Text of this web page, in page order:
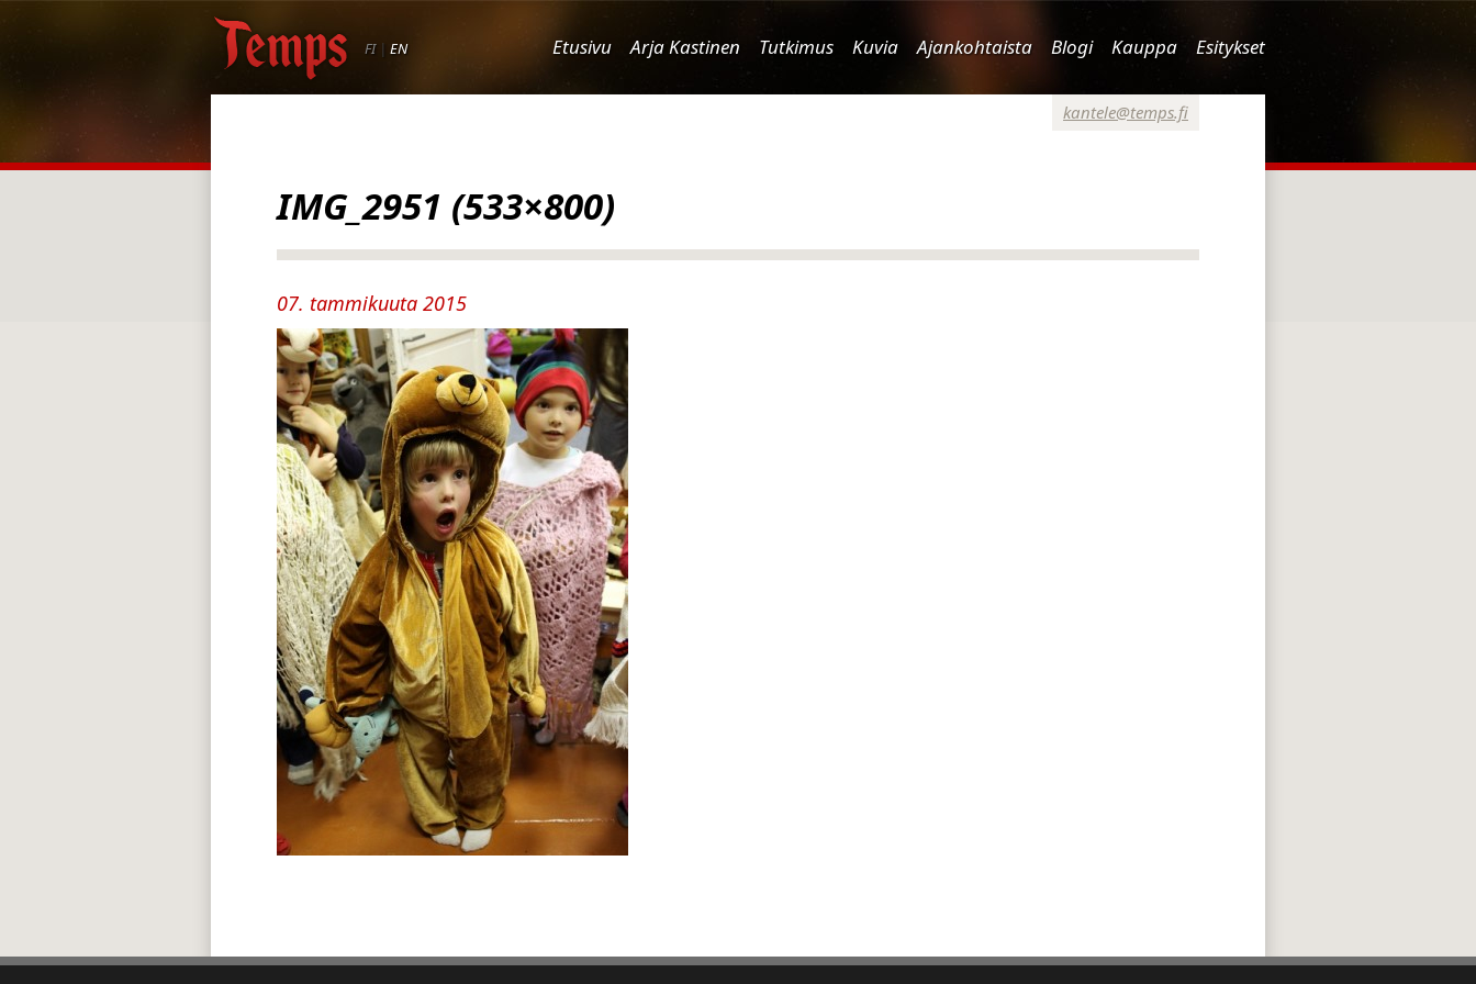
FI| EN Etusivu Arja Kastinen Tutkimus Kuvia Ajankohtaista Blogi Kauppa Esitykset
kantele@temps.fi
IMG_2951 (533×800)
07. tammikuuta 2015